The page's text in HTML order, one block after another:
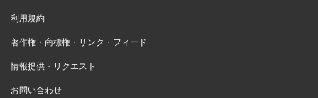
利用規約
著作権・商標権・リンク・フィード
情報提供・リクエスト
お問い合わせ